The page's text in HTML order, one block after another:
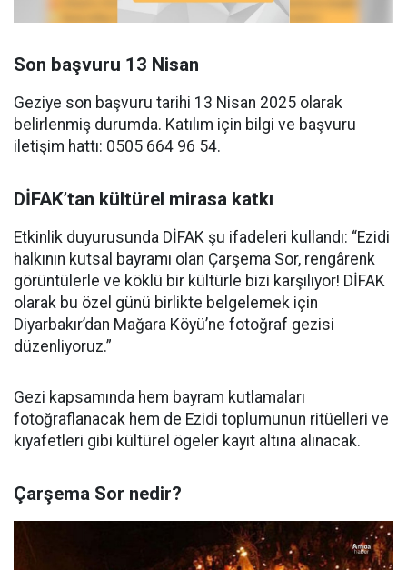
Son başvuru 13 Nisan
Geziye son başvuru tarihi 13 Nisan 2025 olarak
belirlenmiş durumda. Katılım için bilgi ve başvuru
iletişim hattı: 0505 664 96 54.
DİFAK’tan kültürel mirasa katkı
Etkinlik duyurusunda DİFAK şu ifadeleri kullandı: “Ezidi
halkının kutsal bayramı olan Çarşema Sor, rengârenk
görüntülerle ve köklü bir kültürle bizi karşılıyor! DİFAK
olarak bu özel günü birlikte belgelemek için
Diyarbakır’dan Mağara Köyü’ne fotoğraf gezisi
düzenliyoruz.”
Gezi kapsamında hem bayram kutlamaları
fotoğraflanacak hem de Ezidi toplumunun ritüelleri ve
kıyafetleri gibi kültürel ögeler kayıt altına alınacak.
Çarşema Sor nedir?